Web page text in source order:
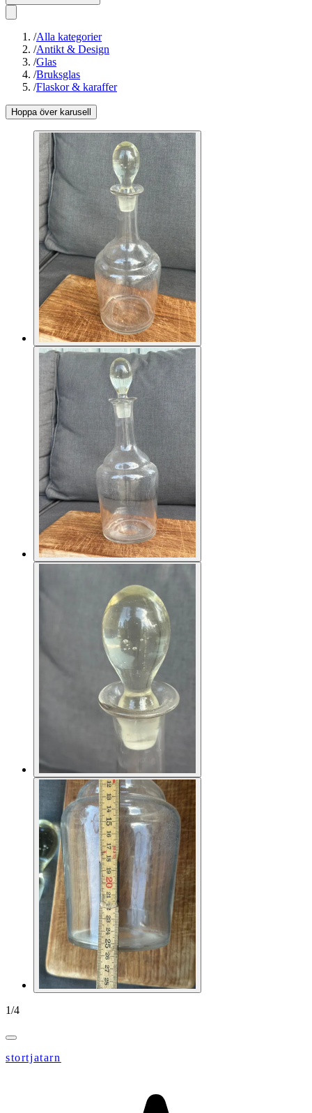
/Alla kategorier
/Antikt & Design
/Glas
/Bruksglas
/Flaskor & karaffer
Hoppa över karusell
1/4
stortjatarn